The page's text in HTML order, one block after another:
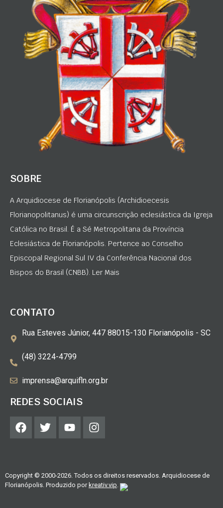
SOBRE
A Arquidiocese de Florianópolis (Archidioecesis
Florianopolitanus) é uma circunscrição eclesiástica da Igreja
Católica no Brasil. É a Sé Metropolitana da Província
Eclesiástica de Florianópolis. Pertence ao Conselho
Episcopal Regional Sul IV da Conferência Nacional dos
Bispos do Brasil (CNBB). Ler Mais
CONTATO
Rua Esteves Júnior, 447 88015-130 Florianópolis - SC
(48) 3224-4799
imprensa@arquifln.org.br
REDES SOCIAIS
Copyright © 2000-2026. Todos os direitos reservados. Arquidiocese de
Florianópolis. Produzido porkreativ.vip